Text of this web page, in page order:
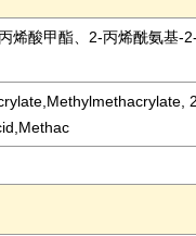
烯酸甲酯、2-丙烯酰氨基-